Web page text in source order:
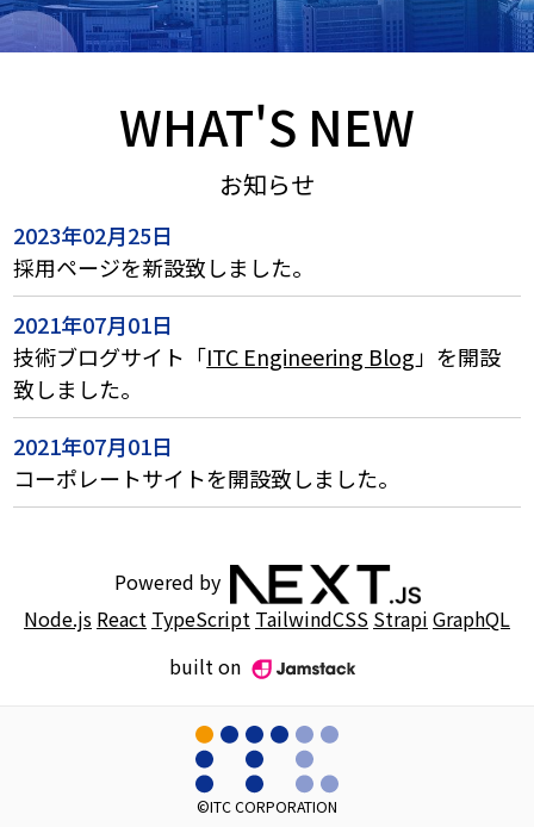
WHAT'S NEW
お知らせ
2023年02月25日
採用ページを新設致しました。
2021年07月01日
技術ブログサイト「ITC Engineering Blog」を開設
致しました。
2021年07月01日
コーポレートサイトを開設致しました。
Powered by
Node.js React TypeScript TailwindCSS Strapi GraphQL
built on
©ITC CORPORATION